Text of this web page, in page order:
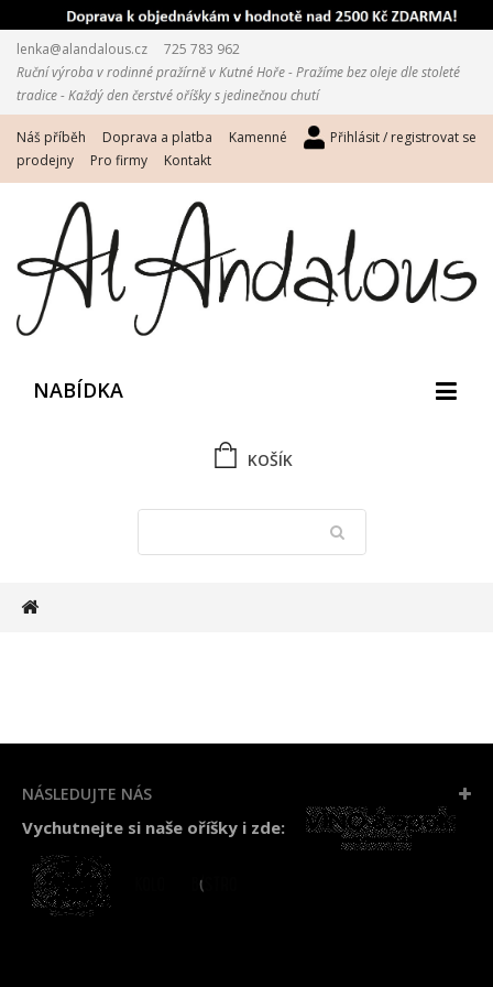
lenka@alandalous.cz 725 783 962
Ruční výroba v rodinné pražírně v Kutné Hoře - Pražíme bez oleje dle stoleté
tradice - Každý den čerstvé oříšky s jedinečnou chutí
Přihlásit / registrovat se
Náš příběh Doprava a platba
Kamenné
prodejny
Pro firmy Kontakt
NABÍDKA
KOŠÍK
NÁSLEDUJTE NÁS
Vychutnejte si naše oříšky i zde: